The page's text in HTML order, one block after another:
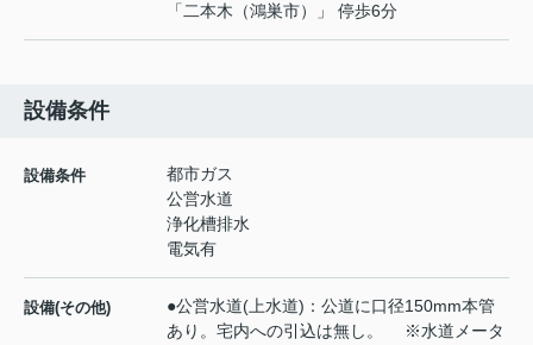
「二本木（鴻巣市）」 停歩6分
設備条件
設備条件
都市ガス
公営水道
浄化槽排水
電気有
設備(その他)
●公営水道(上水道)：公道に口径150mm本管
あり。宅内への引込は無し。 ※水道メータ